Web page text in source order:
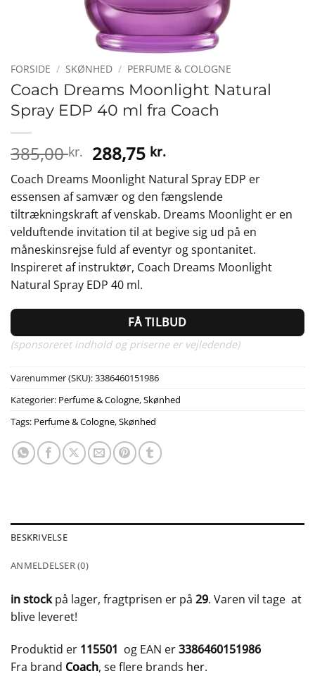
FORSIDE / SKØNHED / PERFUME & COLOGNE
Coach Dreams Moonlight Natural
Spray EDP 40 ml fra Coach
385,00kr. Den
oprindelige
pris
var:
385,00 kr..
288,75 kr.Den
aktuelle
pris
er:
288,75 kr..
Coach Dreams Moonlight Natural Spray EDP er
essensen af samvær og den fængslende
tiltrækningskraft af venskab. Dreams Moonlight er en
velduftende invitation til at begive sig ud på en
måneskinsrejse fuld af eventyr og spontanitet.
Inspireret af instruktør, Coach Dreams Moonlight
Natural Spray EDP 40 ml.
FÅ TILBUD
(sponsoreret indhold og priserne er vejledende)
Varenummer (SKU):3386460151986
Kategorier: Perfume & Cologne,Skønhed
Tags: Perfume & Cologne,Skønhed
BESKRIVELSE
ANMELDELSER (0)
in stockpå lager, fragtprisen er på 29. Varen vil tage at
blive leveret!
Produktid er 115501 og EAN er3386460151986
Fra brand Coach, se flere brands her.